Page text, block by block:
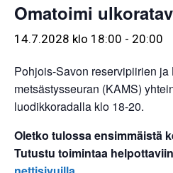
Omatoimi
14.7.2028 klo 18:00 - 20:00
Pohjois-Savon reservipiirien
metsästysseuran (KAMS)
luodikkoradalla klo 18-20.
Oletko tulossa ensimmäistä
Tutustu toimintaa